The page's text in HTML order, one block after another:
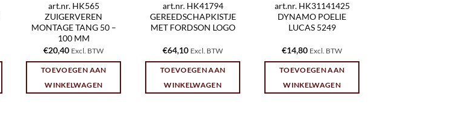
art.nr. HK565
ZUIGERVEREN
MONTAGE TANG 50 –
100 MM
€20,40 Excl. BTW
TOEVOEGEN AAN
WINKELWAGEN
art.nr. HK41794
GEREEDSCHAPKISTJE
MET FORDSON LOGO
€64,10 Excl. BTW
TOEVOEGEN AAN
WINKELWAGEN
art.nr. HK31141425
DYNAMO POELIE
LUCAS 5249
€14,80 Excl. BTW
TOEVOEGEN AAN
WINKELWAGEN